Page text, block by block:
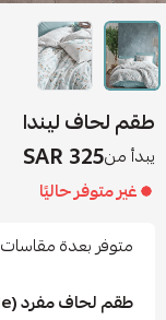
طقم لحاف ليندا
يبدأ من325 SAR
غير متوفر حاليًا
متوفر بعدة مقاسات
طقم لحاف مفرد (Single) مكون من 4 قطع: